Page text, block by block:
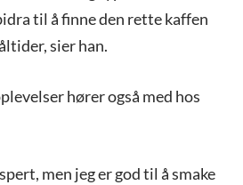
til å finne den rette kaffen
sier han.
hører også med hos
men jeg er god til å smake